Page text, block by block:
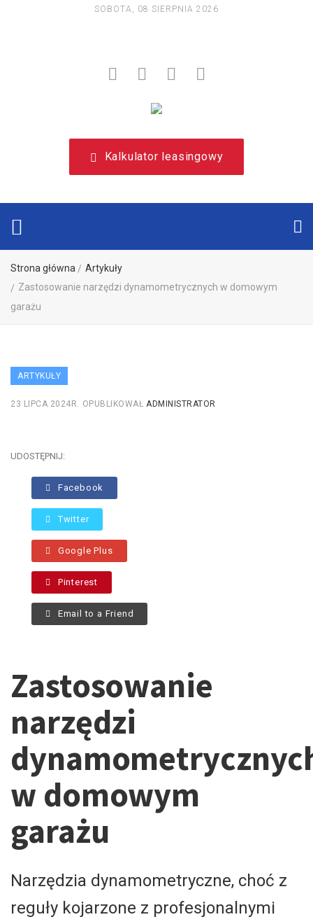
SOBOTA, 08 SIERPNIA 2026
Kalkulator leasingowy
Strona główna
Artykuły
Zastosowanie narzędzi dynamometrycznych w domowym
garażu
ARTYKUŁY
23 LIPCA 2024R. OPUBLIKOWAŁ ADMINISTRATOR
UDOSTĘPNIJ:
Facebook
Twitter
Google Plus
Pinterest
Email to a Friend
Zastosowanie
narzędzi
w domowym
garażu
Narzędzia dynamometryczne, choć z
reguły kojarzone z profesjonalnymi